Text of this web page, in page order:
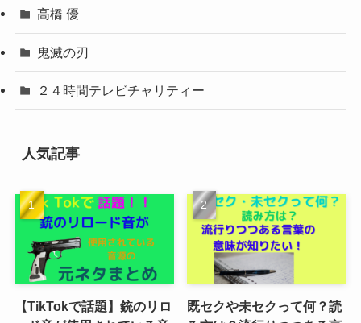
高橋 優
鬼滅の刃
２４時間テレビチャリティー
人気記事
【TikTokで話題】銃のリロ
既セクや未セクって何？読